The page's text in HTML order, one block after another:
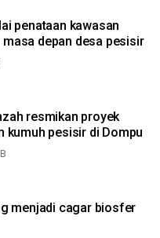
penataan kawasan
depan desa pesisir
resmikan proyek
kumuh pesisir di Dompu
menjadi cagar biosfer